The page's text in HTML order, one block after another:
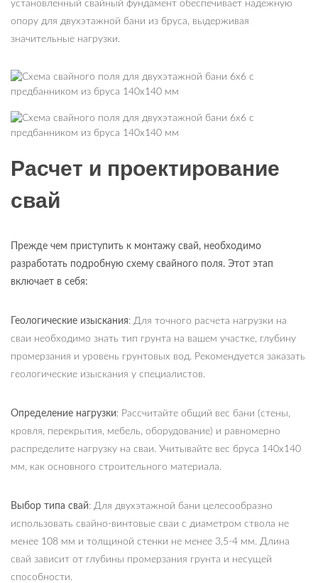
установленный свайный фундамент обеспечивает надежную
опору для двухэтажной бани из бруса, выдерживая
значительные нагрузки.
Расчет и проектирование
свай
Прежде чем приступить к монтажу свай, необходимо
разработать подробную схему свайного поля. Этот этап
включает в себя:
Геологические изыскания: Для точного расчета нагрузки на
сваи необходимо знать тип грунта на вашем участке, глубину
промерзания и уровень грунтовых вод. Рекомендуется заказать
геологические изыскания у специалистов.
Определение нагрузки: Рассчитайте общий вес бани (стены,
кровля, перекрытия, мебель, оборудование) и равномерно
распределите нагрузку на сваи. Учитывайте вес бруса 140х140
мм, как основного строительного материала.
Выбор типа свай: Для двухэтажной бани целесообразно
использовать свайно-винтовые сваи с диаметром ствола не
менее 108 мм и толщиной стенки не менее 3,5-4 мм. Длина
свай зависит от глубины промерзания грунта и несущей
способности.